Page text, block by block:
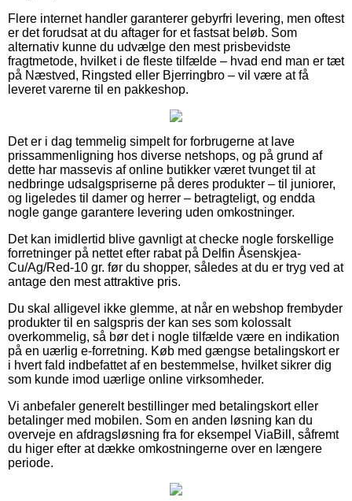
Flere internet handler garanterer gebyrfri levering, men oftest
er det forudsat at du aftager for et fastsat beløb. Som
alternativ kunne du udvælge den mest prisbevidste
fragtmetode, hvilket i de fleste tilfælde – hvad end man er tæt
på Næstved, Ringsted eller Bjerringbro – vil være at få
leveret varerne til en pakkeshop.
Det er i dag temmelig simpelt for forbrugerne at lave
prissammenligning hos diverse netshops, og på grund af
dette har massevis af online butikker været tvunget til at
nedbringe udsalgspriserne på deres produkter – til juniorer,
og ligeledes til damer og herrer – betragteligt, og endda
nogle gange garantere levering uden omkostninger.
Det kan imidlertid blive gavnligt at checke nogle forskellige
forretninger på nettet efter rabat på Delfin Åsenskjea-
Cu/Ag/Red-10 gr. før du shopper, således at du er tryg ved at
antage den mest attraktive pris.
Du skal alligevel ikke glemme, at når en webshop frembyder
produkter til en salgspris der kan ses som kolossalt
overkommelig, så bør det i nogle tilfælde være en indikation
på en uærlig e-forretning. Køb med gængse betalingskort er
i hvert fald indbefattet af en bestemmelse, hvilket sikrer dig
som kunde imod uærlige online virksomheder.
Vi anbefaler generelt bestillinger med betalingskort eller
betalinger med mobilen. Som en anden løsning kan du
overveje en afdragsløsning fra for eksempel ViaBill, såfremt
du higer efter at dække omkostningerne over en længere
periode.